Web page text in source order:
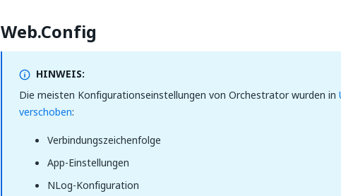
Web.Config
HINWEIS:
Die meisten Konfigurationseinstellungen von Orchestrator wurden in
verschoben:
Verbindungszeichenfolge
App-Einstellungen
NLog-Konfiguration